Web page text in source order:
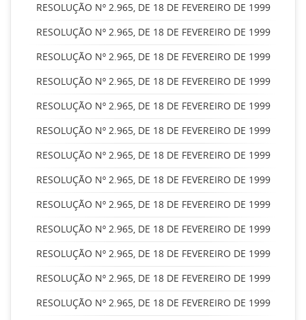
RESOLUÇÃO Nº 2.965, DE 18 DE FEVEREIRO DE 1999
RESOLUÇÃO Nº 2.965, DE 18 DE FEVEREIRO DE 1999
RESOLUÇÃO Nº 2.965, DE 18 DE FEVEREIRO DE 1999
RESOLUÇÃO Nº 2.965, DE 18 DE FEVEREIRO DE 1999
RESOLUÇÃO Nº 2.965, DE 18 DE FEVEREIRO DE 1999
RESOLUÇÃO Nº 2.965, DE 18 DE FEVEREIRO DE 1999
RESOLUÇÃO Nº 2.965, DE 18 DE FEVEREIRO DE 1999
RESOLUÇÃO Nº 2.965, DE 18 DE FEVEREIRO DE 1999
RESOLUÇÃO Nº 2.965, DE 18 DE FEVEREIRO DE 1999
RESOLUÇÃO Nº 2.965, DE 18 DE FEVEREIRO DE 1999
RESOLUÇÃO Nº 2.965, DE 18 DE FEVEREIRO DE 1999
RESOLUÇÃO Nº 2.965, DE 18 DE FEVEREIRO DE 1999
RESOLUÇÃO Nº 2.965, DE 18 DE FEVEREIRO DE 1999